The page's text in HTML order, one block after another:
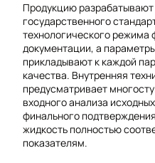
Продукцию
государственного
технологического режима
документации, а
прикладывают к каждой
качества. Внутренняя
предусматривает
входного анализа
финального
жидкость полностью
показателям.